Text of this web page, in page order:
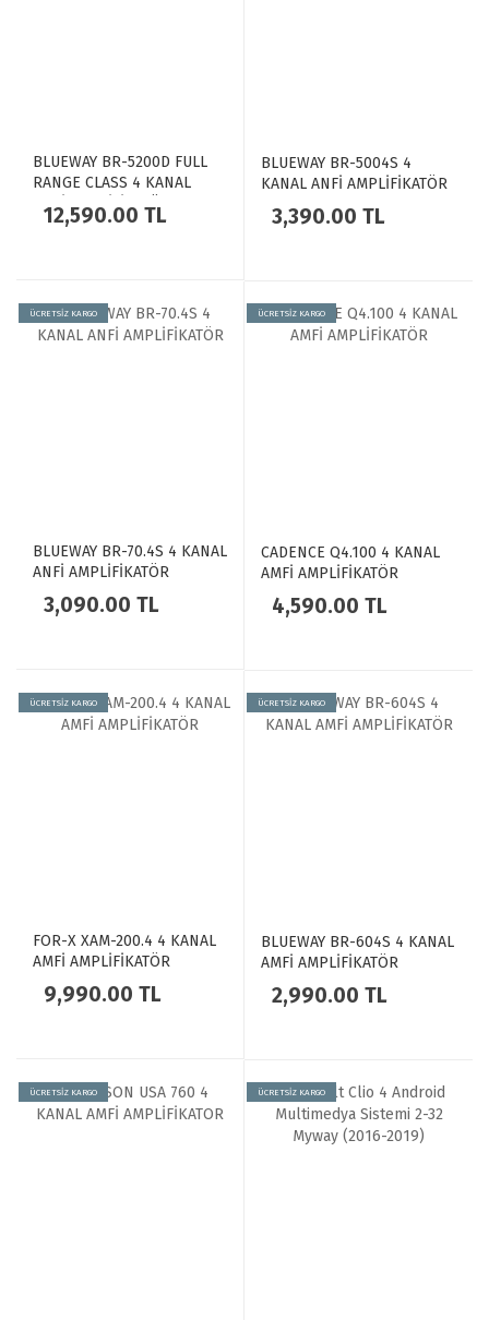
BLUEWAY BR-5200D FULL
RANGE CLASS 4 KANAL
AMFİ AMPLİFİKATÖR
12,590.00 TL
BLUEWAY BR-5004S 4
KANAL ANFİ AMPLİFİKATÖR
3,390.00 TL
ÜCRETSİZ KARGO
BLUEWAY BR-70.4S 4 KANAL
ANFİ AMPLİFİKATÖR
3,090.00 TL
ÜCRETSİZ KARGO
CADENCE Q4.100 4 KANAL
AMFİ AMPLİFİKATÖR
4,590.00 TL
ÜCRETSİZ KARGO
FOR-X XAM-200.4 4 KANAL
AMFİ AMPLİFİKATÖR
9,990.00 TL
ÜCRETSİZ KARGO
BLUEWAY BR-604S 4 KANAL
AMFİ AMPLİFİKATÖR
2,990.00 TL
ÜCRETSİZ KARGO ÜCRETSİZ KARGO